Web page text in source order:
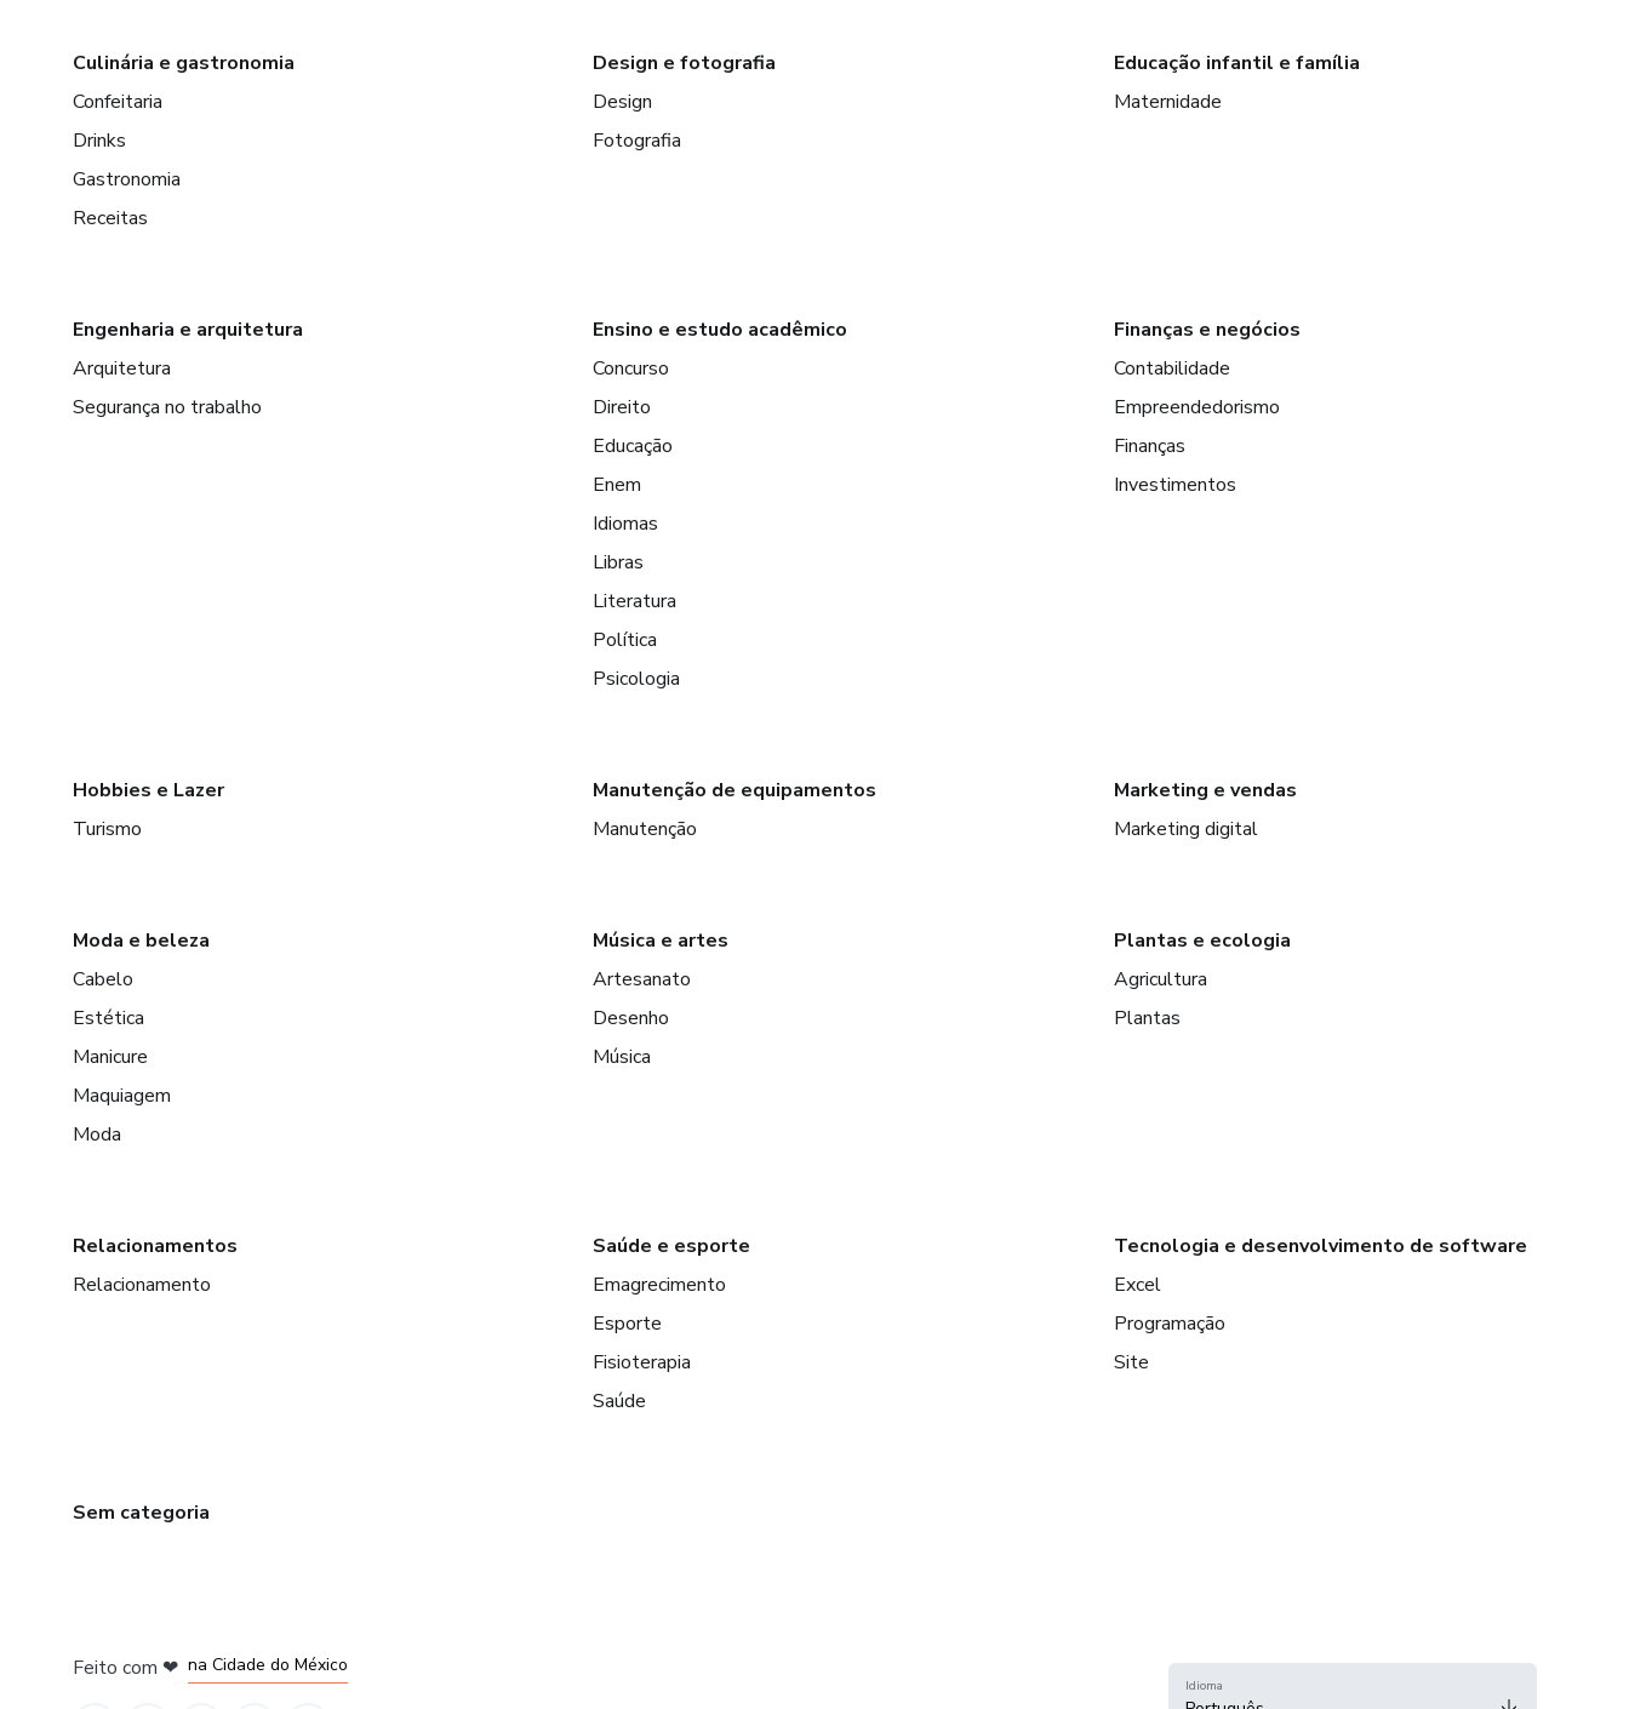
Culinária e gastronomia
Confeitaria
Drinks
Gastronomia
Receitas
Design e fotografia
Design
Fotografia
Educação infantil e família
Maternidade
Engenharia e arquitetura
Arquitetura
Segurança no trabalho
Ensino e estudo acadêmico
Concurso
Direito
Educação
Enem
Idiomas
Libras
Literatura
Política
Psicologia
Finanças e negócios
Contabilidade
Empreendedorismo
Finanças
Investimentos
Hobbies e Lazer
Turismo
Manutenção de equipamentos
Manutenção
Marketing e vendas
Marketing digital
Moda e beleza
Cabelo
Estética
Manicure
Maquiagem
Moda
Música e artes
Artesanato
Desenho
Música
Plantas e ecologia
Agricultura
Plantas
Relacionamentos
Relacionamento
Saúde e esporte
Emagrecimento
Esporte
Fisioterapia
Saúde
Tecnologia e desenvolvimento de software
Excel
Programação
Site
Sem categoria
Feito com ❤ na Cidade do México
Idioma